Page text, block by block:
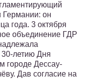
Германии: он
года. 3 октября
объединение ГДР
30-летию Дня
городе Дессау-
Дав согласие на